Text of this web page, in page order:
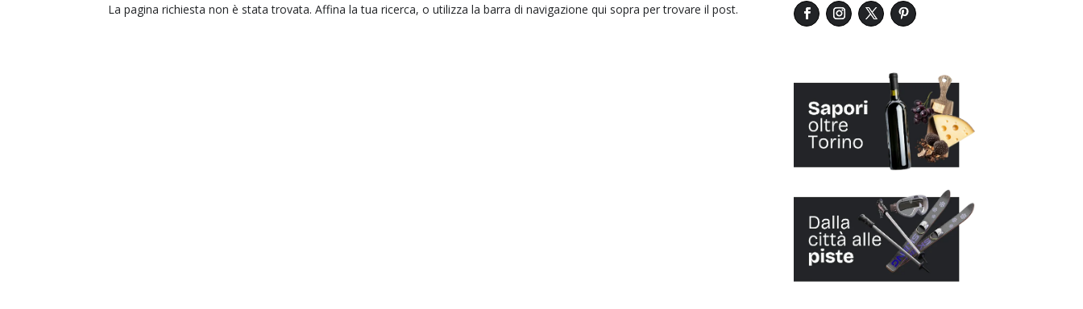
La pagina richiesta non è stata trovata. Affina la tua ricerca, o utilizza la barra di navigazione qui sopra per trovare il post.